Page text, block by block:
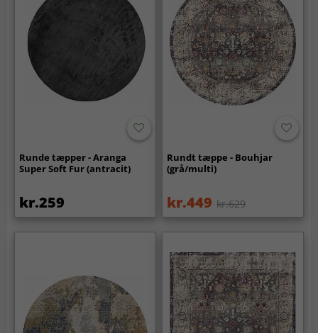
Runde tæpper - Aranga
Super Soft Fur (antracit)
kr.259
Rundt tæppe - Bouhjar
(grå/multi)
kr.449 kr.629